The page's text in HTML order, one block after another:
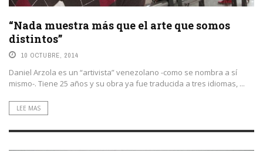
“Nada muestra más que el arte que somos
distintos”
10 OCTUBRE, 2014
Daniel Arzola es un “artivista” venezolano -como se nombra a sí
mismo-. Tiene 25 años y su obra ya fue traducida a tres idiomas, ...
LEE MAS